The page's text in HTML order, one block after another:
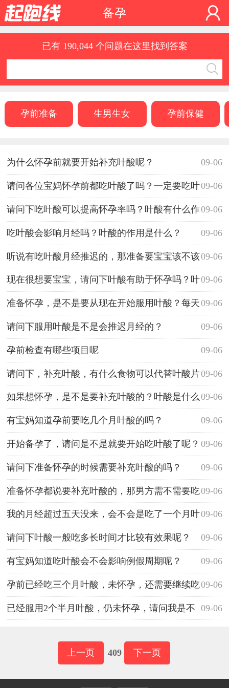
备孕
已有 190,044 个问题在这里找到答案
孕前准备 生男生女 孕前保健
09-06
为什么怀孕前就要开始补充叶酸呢？
09-06
请问各位宝妈怀孕前都吃叶酸了吗？一定要吃叶
酸吗？ 09-06
请问下吃叶酸可以提高怀孕率吗？叶酸有什么作
用？ 09-06
吃叶酸会影响月经吗？叶酸的作用是什么？
09-06
听说有吃叶酸月经推迟的，那准备要宝宝该不该
吃叶酸呢？ 09-06
现在很想要宝宝，请问下叶酸有助于怀孕吗？叶
酸有什么作用？ 09-06
准备怀孕，是不是要从现在开始服用叶酸？每天
要服用多少呢？ 09-06
请问下服用叶酸是不是会推迟月经的？
09-06
孕前检查有哪些项目呢
09-06
请问下，补充叶酸，有什么食物可以代替叶酸片
呢？ 09-06
如果想怀孕，是不是要补充叶酸的？叶酸是什么
呢？ 09-06
有宝妈知道孕前要吃几个月叶酸的吗？
09-06
开始备孕了，请问是不是就要开始吃叶酸了呢？
09-06
请问下准备怀孕的时候需要补充叶酸的吗？
09-06
准备怀孕都说要补充叶酸的，那男方需不需要吃
叶酸啊？ 09-06
我的月经超过五天没来，会不会是吃了一个月叶
酸才导致的呢？ 09-06
请问下叶酸一般吃多长时间才比较有效果呢？
09-06
有宝妈知道吃叶酸会不会影响例假周期呢？
09-06
孕前已经吃三个月叶酸，未怀孕，还需要继续吃
吗？ 09-06
已经服用2个半月叶酸，仍未怀孕，请问我是不
上一页 409 下一页